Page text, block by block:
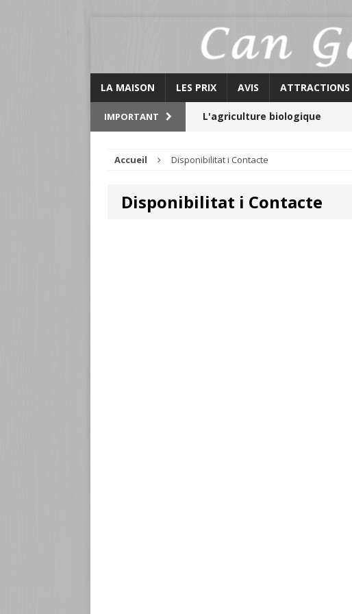
LA MAISON LES PRIX AVIS ATTRACTIONS
IMPORTANT L'agriculture biologique
Le Graner
Accueil Disponibilitat i Contacte
Disponibilitat i Contacte